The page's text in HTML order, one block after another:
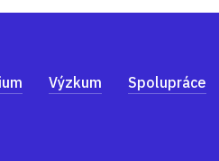
Výzkum Spolupráce